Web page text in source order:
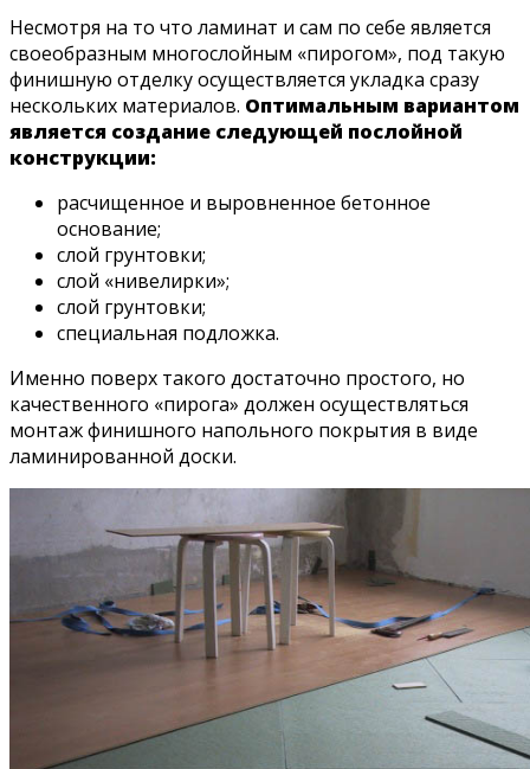
Несмотря на то что ламинат и сам по себе является
своеобразным многослойным «пирогом», под такую
финишную отделку осуществляется укладка сразу
нескольких материалов. Оптимальным вариантом
является создание следующей послойной
конструкции:
расчищенное и выровненное бетонное
основание;
слой грунтовки;
слой «нивелирки»;
слой грунтовки;
специальная подложка.
Именно поверх такого достаточно простого, но
качественного «пирога» должен осуществляться
монтаж финишного напольного покрытия в виде
ламинированной доски.